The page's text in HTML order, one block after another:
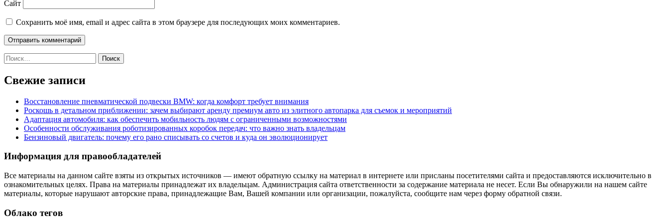
Сайт
Сохранить моё имя, email и адрес сайта в этом браузере для последующих моих комментариев.
Найти:
Свежие записи
Восстановление пневматической подвески BMW: когда комфорт требует внимания
Роскошь в детальном приближении: зачем выбирают аренду премиум авто из элитного автопарка для съемок и мероприятий
Адаптация автомобиля: как обеспечить мобильность людям с ограниченными возможностями
Особенности обслуживания роботизированных коробок передач: что важно знать владельцам
Бензиновый двигатель: почему его рано списывать со счетов и куда он эволюционирует
Информация для правообладателей
Все материалы на данном сайте взяты из открытых источников — имеют обратную ссылку на материал в интернете или присланы посетителями сайта и предоставляются исключительно в
ознакомительных целях. Права на материалы принадлежат их владельцам. Администрация сайта ответственности за содержание материала не несет. Если Вы обнаружили на нашем сайте
материалы, которые нарушают авторские права, принадлежащие Вам, Вашей компании или организации, пожалуйста, сообщите нам через форму обратной связи.
Облако тегов